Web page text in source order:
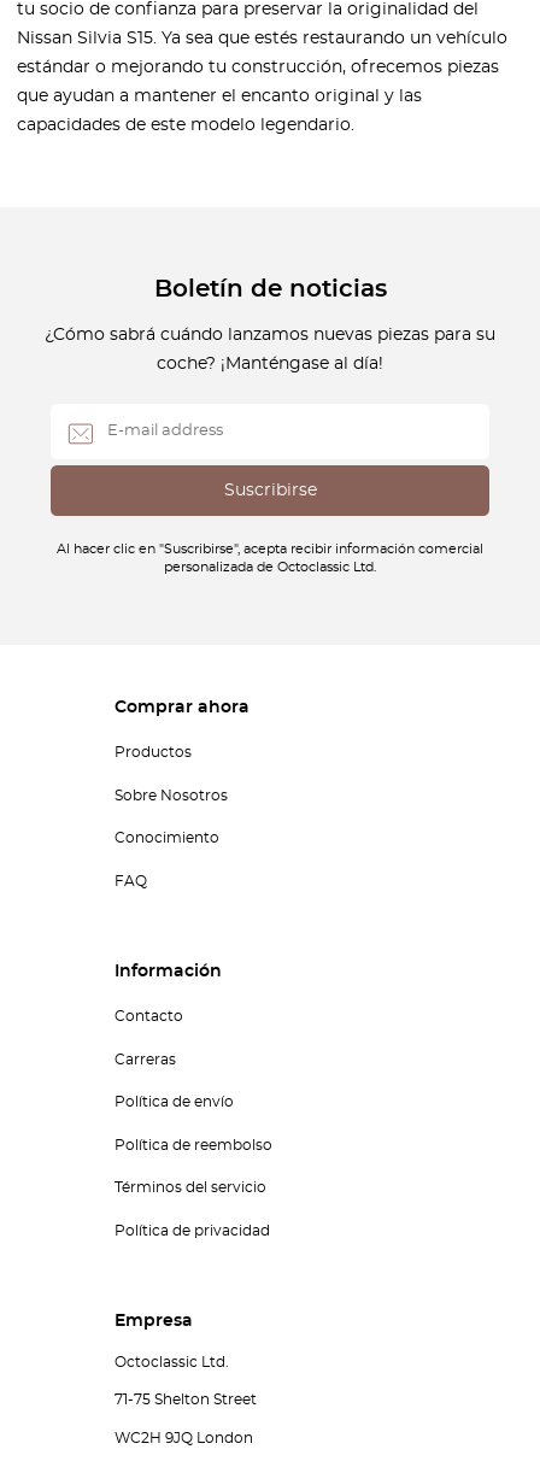
tu socio de confianza para preservar la originalidad del
Nissan Silvia S15. Ya sea que estés restaurando un vehículo
estándar o mejorando tu construcción, ofrecemos piezas
que ayudan a mantener el encanto original y las
capacidades de este modelo legendario.
Boletín de noticias
¿Cómo sabrá cuándo lanzamos nuevas piezas para su
coche? ¡Manténgase al día!
Al hacer clic en "Suscribirse", acepta recibir información comercial
personalizada de Octoclassic Ltd.
Comprar ahora
Productos
Sobre Nosotros
Conocimiento
FAQ
Información
Contacto
Carreras
Política de envío
Política de reembolso
Términos del servicio
Política de privacidad
Empresa
Octoclassic Ltd.
71-75 Shelton Street
WC2H 9JQ London